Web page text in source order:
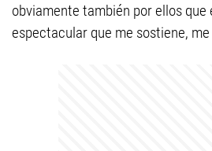
obviamente también por ellos que
espectacular que me sostiene,